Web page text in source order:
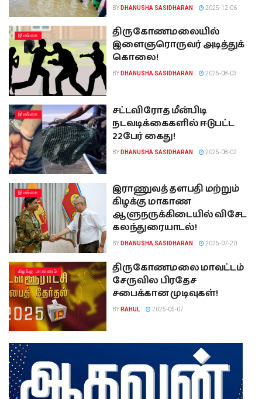
BY DHANUSHA SASIDHARAN 2025-12-06
இலங்கை
திருகோணமலையில்
இளைஞரொருவர் அடித்துக்
கொலை!
BY DHANUSHA SASIDHARAN 2025-08-03
இலங்கை
சட்டவிரோத மீன்பிடி
நடவடிக்கைகளில் ஈடுபட்ட
22பேர் கைது!
BY DHANUSHA SASIDHARAN 2025-08-02
இலங்கை
இராணுவத் தளபதி மற்றும்
கிழக்கு மாகாண
ஆளுநருக்கிடையில் விசேட
கலந்துரையாடல்!
BY DHANUSHA SASIDHARAN 2025-07-20
கிழக்கு மாகாணம்
திருகோணமலை மாவட்டம்
சேருவில பிரதேச
சபைக்கான முடிவுகள்!
BY RAHUL 2025-05-07